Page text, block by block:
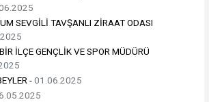
SEVGİLİ TAVŞANLI ZİRAAT ODASI
İLÇE GENÇLİK VE SPOR MÜDÜRÜ
-01.06.2025